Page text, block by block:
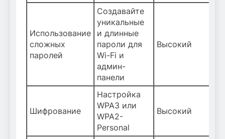
Использование
сложных
паролей
Создавайте
уникальные
и длинные
пароли для
Wi-Fi и
админ-
панели
Высокий
Шифрование
Настройка
WPA3 или
WPA2-
Personal
Высокий